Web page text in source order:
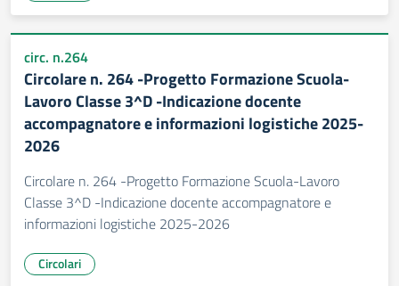
circ. n.264
Circolare n. 264 -Progetto Formazione Scuola-
Lavoro Classe 3^D -Indicazione docente
accompagnatore e informazioni logistiche 2025-
2026
Circolare n. 264 -Progetto Formazione Scuola-Lavoro
Classe 3^D -Indicazione docente accompagnatore e
informazioni logistiche 2025-2026
Circolari